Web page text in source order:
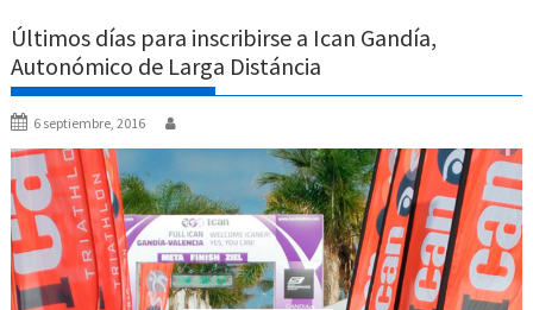
Últimos días para inscribirse a Ican Gandía,
Autonómico de Larga Distáncia
6 septiembre, 2016